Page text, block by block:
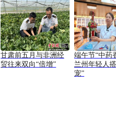
甘肃前五月与非洲经
贸往来双向“倍增”
端午节“中药
兰州年轻人
宠”